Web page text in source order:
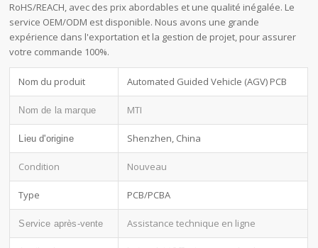
RoHS/REACH, avec des prix abordables et une qualité inégalée. Le
service OEM/ODM est disponible. Nous avons une grande
expérience dans l'exportation et la gestion de projet, pour assurer
votre commande 100%.
Nom du produit Automated Guided Vehicle (AGV) PCB
Nom de la marque MTI
Lieu d'origine Shenzhen, China
Condition Nouveau
Type PCB/PCBA
Service après-vente Assistance technique en ligne